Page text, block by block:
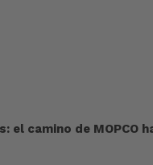
camino de MOPCO